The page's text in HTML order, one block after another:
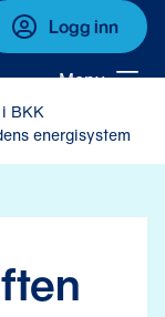
Logg inn
Meny
BKK
energisystem